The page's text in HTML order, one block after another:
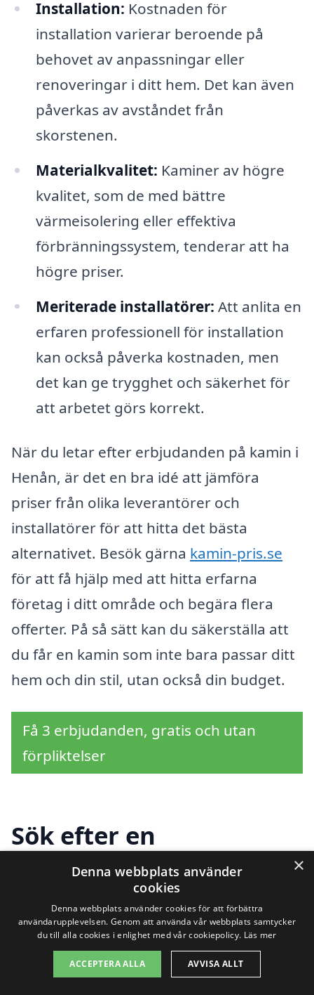
Installation: Kostnaden för
installation varierar beroende på
behovet av anpassningar eller
renoveringar i ditt hem. Det kan även
påverkas av avståndet från
skorstenen.
Materialkvalitet: Kaminer av högre
kvalitet, som de med bättre
värmeisolering eller effektiva
förbränningssystem, tenderar att ha
högre priser.
Meriterade installatörer: Att anlita en
erfaren professionell för installation
kan också påverka kostnaden, men
det kan ge trygghet och säkerhet för
att arbetet görs korrekt.
När du letar efter erbjudanden på kamin i
Henån, är det en bra idé att jämföra
priser från olika leverantörer och
installatörer för att hitta det bästa
alternativet. Besök gärna kamin-pris.se
för att få hjälp med att hitta erfarna
företag i ditt område och begära flera
offerter. På så sätt kan du säkerställa att
du får en kamin som inte bara passar ditt
hem och din stil, utan också din budget.
Få 3 erbjudanden, gratis och utan
förpliktelser
Sök efter en
professionell för kamin
i andra städer nära
Henån
×
Denna webbplats använder
cookies
Denna webbplats använder cookies för att förbättra
användarupplevelsen. Genom att använda vår webbplats samtycker
du till alla cookies i enlighet med vår cookiepolicy. Läs mer
ACCEPTERA ALLA AVVISA ALLT